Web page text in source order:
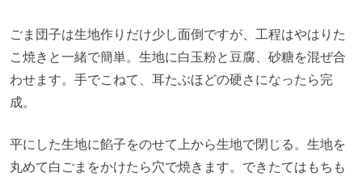
ごま団子は生地作りだけ少し面倒ですが、工程はやはりた
こ焼きと一緒で簡単。生地に白玉粉と豆腐、砂糖を混ぜ合
わせます。手でこねて、耳たぶほどの硬さになったら完
成。
平にした生地に餡子をのせて上から生地で閉じる。生地を
丸めて白ごまをかけたら穴で焼きます。できたてはもちも